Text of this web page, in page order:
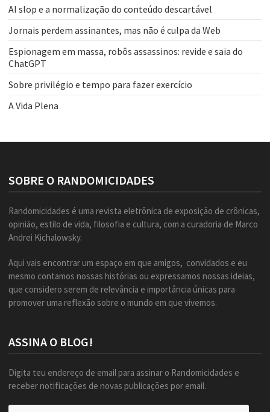
AI slop e a normalização do conteúdo descartável
Jornais perdem assinantes, mas não é culpa da Web
Espionagem em massa, robôs assassinos: revide e saia do
ChatGPT
Sobre privilégio e tempo para fazer exercício
A Vida Plena
SOBRE O RANDOMICIDADES
Randomicidades é uma revista eletrônica de exposição de crônicas,
opinião, estilo de vida, filosofia e cultura, com a curadoria de Marco
Andrei Kichalowsky.
Aqui vais encontrar um espaço em que amigos, convidados e eu
mesmo contamos nossas histórias ou expressamos nossas ideias,
que considero serem de relevância e importância únicas para
promover uma reflexão sobre o mundo em que vivemos.
ASSINA O BLOG!
Digita teu endereço de email para assinar o Randomicidades e
receber notificações de novas publicações por email.